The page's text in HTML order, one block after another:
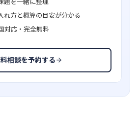
れ方と概算の目安が分かる
対応・完全無料
相談を予約する